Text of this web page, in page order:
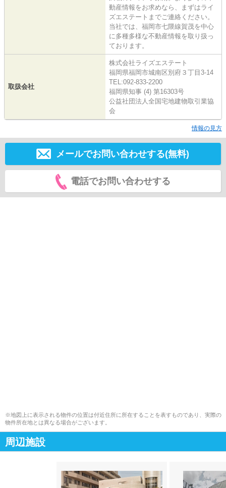
動産情報をお求めなら、まずはライ
ズエステートまでご連絡ください。
当社では、福岡市七隈線賀茂を中心
に多種多様な不動産情報を取り扱っ
ております。
取扱会社
株式会社ライズエステート
福岡県福岡市城南区別府３丁目3-14
TEL:092-833-2200
福岡県知事 (4) 第16303号
公益社団法人全国宅地建物取引業協
会
情報の見方
メールでお問い合わせする(無料)
電話でお問い合わせする
※地図上に表示される物件の位置は付近住所に所在することを表すものであり、実際の
物件所在地とは異なる場合がございます。
周辺施設